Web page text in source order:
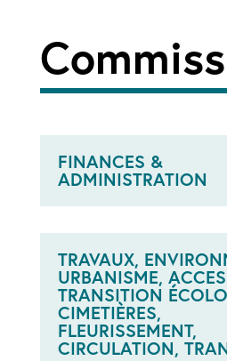
FINANCES &
ADMINISTRATION
TRAVAUX,
URBANISME,
TRANSITION
CIMETIÈRES,
FLEURISSEMENT,
CIRCULATION,